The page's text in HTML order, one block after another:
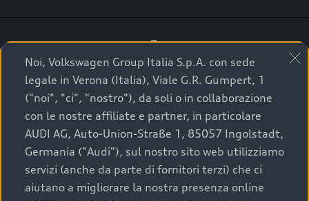
3
A breve verrai ricontattato dal Customer Care
Audi Center o direttamente dal Concessionario
che ti supporterà per finalizzare la tua richiesta.
La qualità di acquistare
Noi, Volkswagen Group Italia S.p.A. con sede
legale in Verona (Italia), Viale G.R. Gumpert, 1
("noi", "ci", "nostro"), da soli o in collaborazione
con le nostre affiliate e partner, in particolare
AUDI AG, Auto-Union-Straße 1, 85057 Ingolstadt,
Germania ("Audi"), sul nostro sito web utilizziamo
servizi (anche da parte di fornitori terzi) che ci
aiutano a migliorare la nostra presenza online